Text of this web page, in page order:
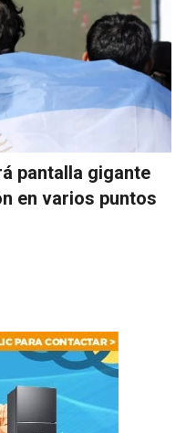
pantalla gigante
en varios puntos